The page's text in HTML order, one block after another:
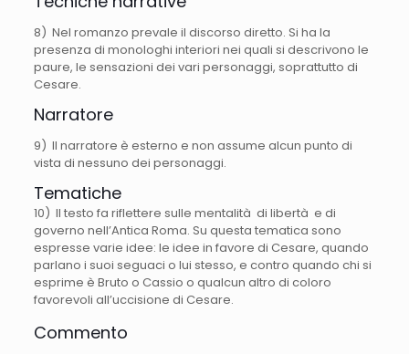
8) Nel romanzo prevale il discorso diretto. Si ha la
presenza di monologhi interiori nei quali si descrivono le
paure, le sensazioni dei vari personaggi, soprattutto di
Cesare.
Narratore
9) Il narratore è esterno e non assume alcun punto di
vista di nessuno dei personaggi.
Tematiche
10) Il testo fa riflettere sulle mentalità di libertà e di
governo nell’Antica Roma. Su questa tematica sono
espresse varie idee: le idee in favore di Cesare, quando
parlano i suoi seguaci o lui stesso, e contro quando chi si
esprime è Bruto o Cassio o qualcun altro di coloro
favorevoli all’uccisione di Cesare.
Commento